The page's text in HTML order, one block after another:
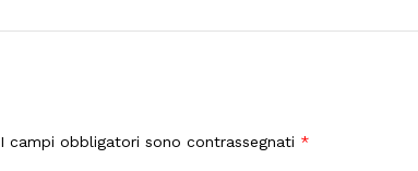
I campi obbligatori sono contrassegnati *